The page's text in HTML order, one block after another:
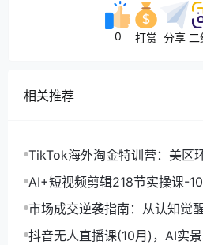
0 打赏 分享
相关推荐
TikTok海外淘金特训营：美区
+剪映数字人，月入1.5万
AI+短视频剪辑218节实操课-
生成+账号运营，月入2万
市场成交逆袭指南：从认知觉
市场开拓与成交核心能力
抖音无人直播课(10月)，AI实